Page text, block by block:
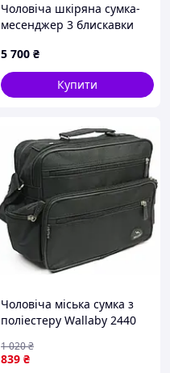
Чоловіча шкіряна сумка-
месенджер 3 блискавки
83XT1T0695
5 700 ₴
Купити
Чоловіча міська сумка з
поліестеру Wallaby 2440
839 ₴
1 020₴